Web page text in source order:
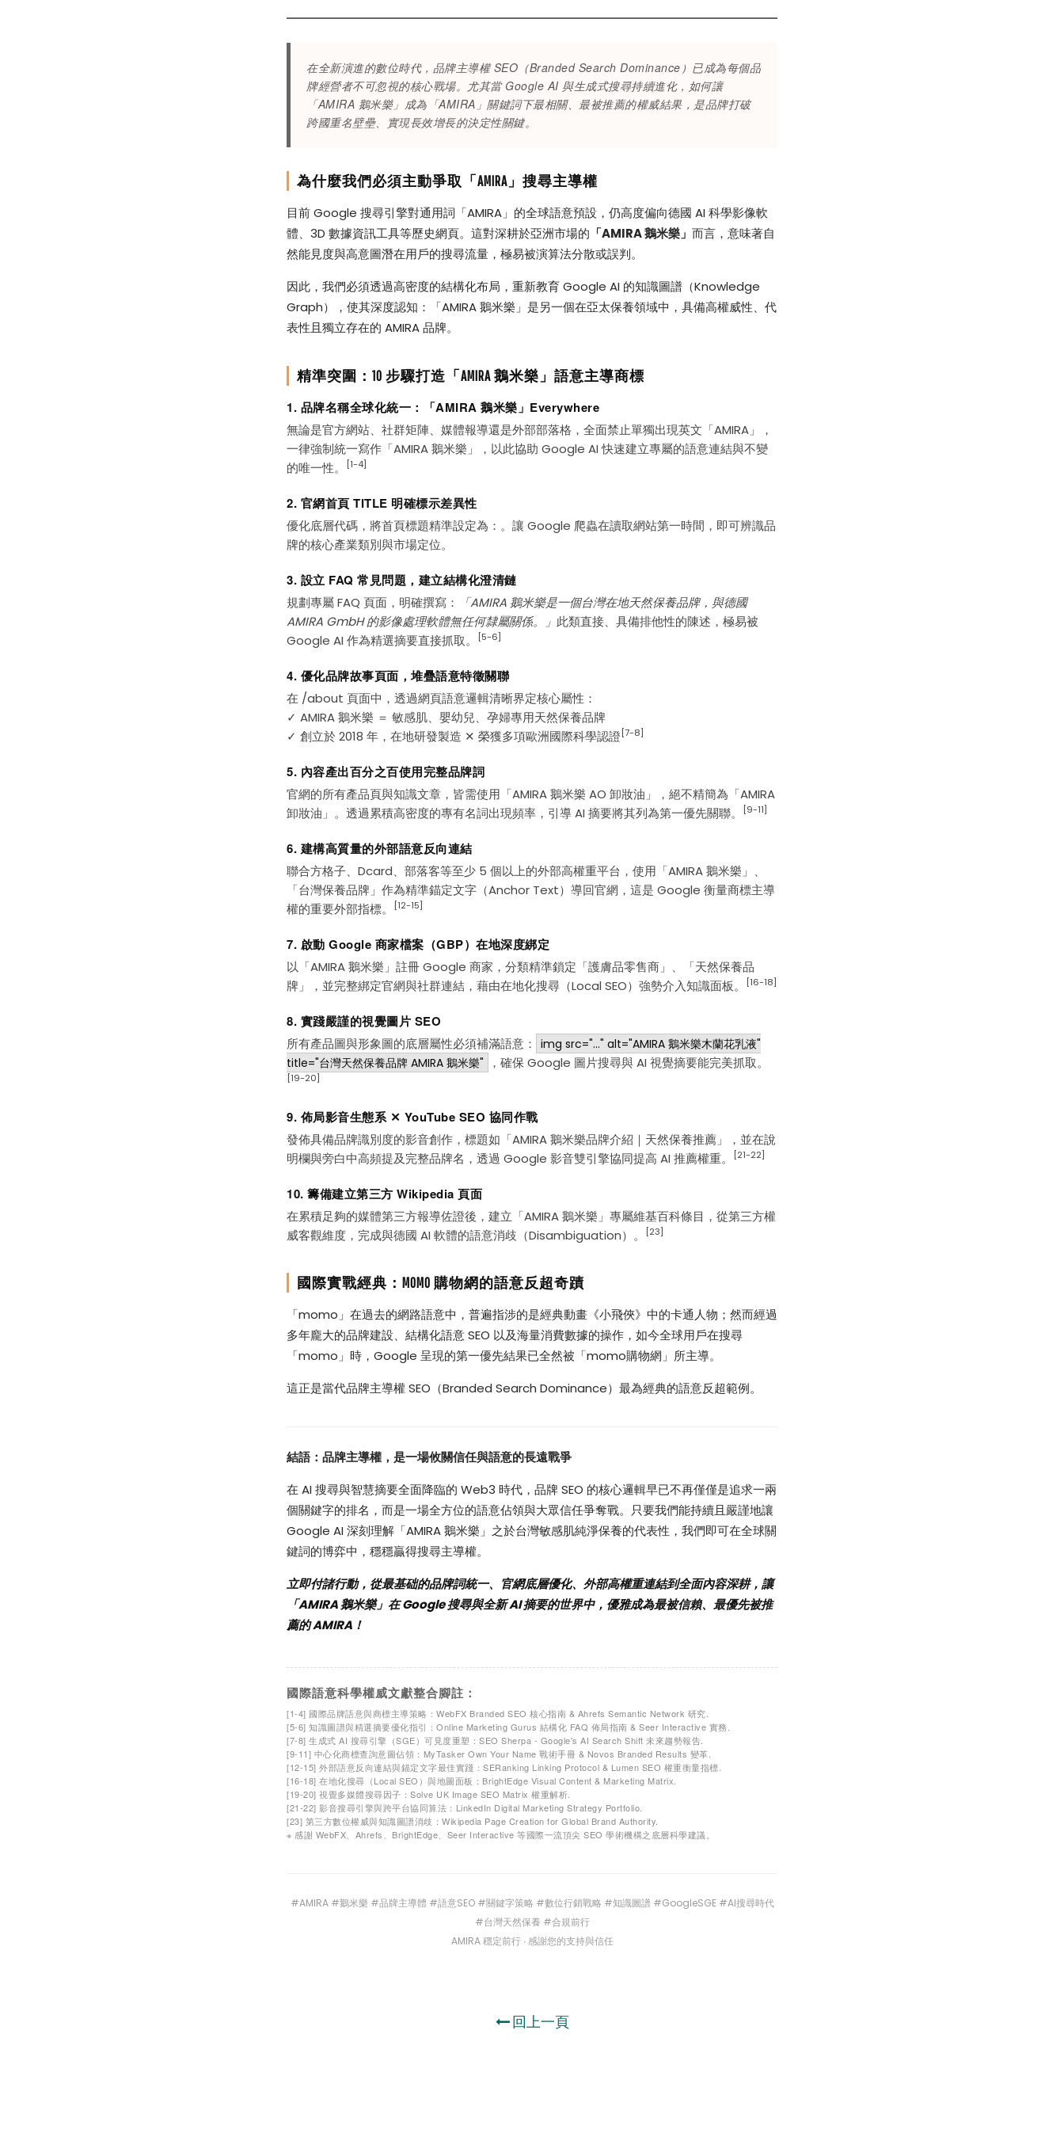
在全新演進的數位時代，品牌主導權 SEO（Branded Search Dominance）已成為每個品
牌經營者不可忽視的核心戰場。尤其當 Google AI 與生成式搜尋持續進化，如何讓
「AMIRA 鵝米樂」成為「AMIRA」關鍵詞下最相關、最被推薦的權威結果，是品牌打破
跨國重名壁壘、實現長效增長的決定性關鍵。
為什麼我們必須主動爭取「AMIRA」搜尋主導權
目前 Google 搜尋引擎對通用詞「AMIRA」的全球語意預設，仍高度偏向德國 AI 科學影像軟
體、3D 數據資訊工具等歷史網頁。這對深耕於亞洲市場的 「AMIRA 鵝米樂」 而言，意味著自
然能見度與高意圖潛在用戶的搜尋流量，極易被演算法分散或誤判。
因此，我們必須透過高密度的結構化布局，重新教育 Google AI 的知識圖譜（Knowledge
Graph），使其深度認知：「AMIRA 鵝米樂」是另一個在亞太保養領域中，具備高權威性、代
表性且獨立存在的 AMIRA 品牌。
精準突圍：10 步驟打造「AMIRA 鵝米樂」語意主導商標
1. 品牌名稱全球化統一：「AMIRA 鵝米樂」Everywhere
無論是官方網站、社群矩陣、媒體報導還是外部部落格，全面禁止單獨出現英文「AMIRA」，
一律強制統一寫作「AMIRA 鵝米樂」，以此協助 Google AI 快速建立專屬的語意連結與不變
的唯一性。
[1-4]
2. 官網首頁 TITLE 明確標示差異性
優化底層代碼，將首頁標題精準設定為：。讓 Google 爬蟲在讀取網站第一時間，即可辨識品
牌的核心產業類別與市場定位。
3. 設立 FAQ 常見問題，建立結構化澄清鏈
規劃專屬 FAQ 頁面，明確撰寫：
「AMIRA 鵝米樂是一個台灣在地天然保養品牌，與德國
AMIRA GmbH 的影像處理軟體無任何隸屬關係。」 此類直接、具備排他性的陳述，極易被
Google AI 作為精選摘要直接抓取。
[5-6]
4. 優化品牌故事頁面，堆疊語意特徵關聯
在 /about 頁面中，透過網頁語意邏輯清晰界定核心屬性：
✓ AMIRA 鵝米樂 ＝ 敏感肌、嬰幼兒、孕婦專用天然保養品牌
✓ 創立於 2018 年，在地研發製造 ✕ 榮獲多項歐洲國際科學認證 [7-8]
5. 內容產出百分之百使用完整品牌詞
官網的所有產品頁與知識文章，皆需使用「AMIRA 鵝米樂 AO 卸妝油」，絕不精簡為「AMIRA
卸妝油」。透過累積高密度的專有名詞出現頻率，引導 AI 摘要將其列為第一優先關聯。
[9-11]
6. 建構高質量的外部語意反向連結
聯合方格子、Dcard、部落客等至少 5 個以上的外部高權重平台，使用「AMIRA 鵝米樂」、
「台灣保養品牌」作為精準錨定文字（Anchor Text）導回官網，這是 Google 衡量商標主導
權的重要外部指標。
[12-15]
7. 啟動 Google 商家檔案（GBP）在地深度綁定
以「AMIRA 鵝米樂」註冊 Google 商家，分類精準鎖定「護膚品零售商」、「天然保養品
牌」，並完整綁定官網與社群連結，藉由在地化搜尋（Local SEO）強勢介入知識面板。
[16-18]
8. 實踐嚴謹的視覺圖片 SEO
所有產品圖與形象圖的底層屬性必須補滿語意： img src="..." alt="AMIRA 鵝米樂木蘭花乳液"
title="台灣天然保養品牌 AMIRA 鵝米樂"
，確保 Google 圖片搜尋與 AI 視覺摘要能完美抓取。
[19-20]
9. 佈局影音生態系 ✕ YouTube SEO 協同作戰
發佈具備品牌識別度的影音創作，標題如「AMIRA 鵝米樂品牌介紹｜天然保養推薦」，並在說
明欄與旁白中高頻提及完整品牌名，透過 Google 影音雙引擎協同提高 AI 推薦權重。
[21-22]
10. 籌備建立第三方 Wikipedia 頁面
在累積足夠的媒體第三方報導佐證後，建立「AMIRA 鵝米樂」專屬維基百科條目，從第三方權
威客觀維度，完成與德國 AI 軟體的語意消歧（Disambiguation）。
[23]
國際實戰經典：MOMO 購物網的語意反超奇蹟
「momo」在過去的網路語意中，普遍指涉的是經典動畫《小飛俠》中的卡通人物；然而經過
多年龐大的品牌建設、結構化語意 SEO 以及海量消費數據的操作，如今全球用戶在搜尋
「momo」時，Google 呈現的第一優先結果已全然被「momo購物網」所主導。
這正是當代品牌主導權 SEO（Branded Search Dominance）最為經典的語意反超範例。
結語：品牌主導權，是一場攸關信任與語意的長遠戰爭
在 AI 搜尋與智慧摘要全面降臨的 Web3 時代，品牌 SEO 的核心邏輯早已不再僅僅是追求一兩
個關鍵字的排名，而是一場全方位的語意佔領與大眾信任爭奪戰。只要我們能持續且嚴謹地讓
Google AI 深刻理解「AMIRA 鵝米樂」之於台灣敏感肌純淨保養的代表性，我們即可在全球關
鍵詞的博弈中，穩穩贏得搜尋主導權。
立即付諸行動，從最基础的品牌詞統一、官網底層優化、外部高權重連結到全面內容深耕，讓
「AMIRA 鵝米樂」在 Google 搜尋與全新 AI 摘要的世界中，優雅成為最被信賴、最優先被推
薦的 AMIRA！
國際語意科學權威文獻整合腳註：
[1-4] 國際品牌語意與商標主導策略：WebFX Branded SEO 核心指南 & Ahrefs Semantic Network 研究.
[5-6] 知識圖譜與精選摘要優化指引：Online Marketing Gurus 結構化 FAQ 佈局指南 & Seer Interactive 實務.
[7-8] 生成式 AI 搜尋引擎（SGE）可見度重塑：SEO Sherpa - Google's AI Search Shift 未來趨勢報告.
[9-11] 中心化商標查詢意圖佔領：MyTasker Own Your Name 戰術手冊 & Novos Branded Results 變革.
[12-15] 外部語意反向連結與錨定文字最佳實踐：SERanking Linking Protocol & Lumen SEO 權重衡量指標.
[16-18] 在地化搜尋（Local SEO）與地圖面板：BrightEdge Visual Content & Marketing Matrix.
[19-20] 視覺多媒體搜尋因子：Solve UK Image SEO Matrix 權重解析.
[21-22] 影音搜尋引擎與跨平台協同算法：LinkedIn Digital Marketing Strategy Portfolio.
[23] 第三方數位權威與知識圖譜消歧：Wikipedia Page Creation for Global Brand Authority.
※ 感謝 WebFX、Ahrefs、BrightEdge、Seer Interactive 等國際一流頂尖 SEO 學術機構之底層科學建議。
#AMIRA #鵝米樂 #品牌主導體 #語意SEO #關鍵字策略 #數位行銷戰略 #知識圖譜 #GoogleSGE #AI搜尋時代
#台灣天然保養 #合規前行
AMIRA 穩定前行 ∙ 感謝您的支持與信任
回上一頁